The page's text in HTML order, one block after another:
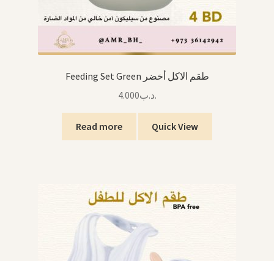
Feeding Set Green طقم الاكل أخضر
.د.ب4.000
Read more Quick View